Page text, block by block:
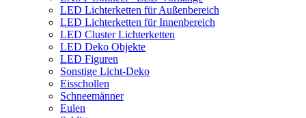
LED Lichterketten für Außenbereich
LED Lichterketten für Innenbereich
LED Cluster Lichterketten
LED Deko Objekte
LED Figuren
Sonstige Licht-Deko
Eisschollen
Schneemänner
Eulen